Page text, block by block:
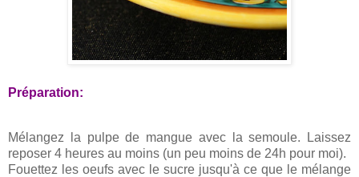
Préparation:
Mélangez la pulpe de mangue avec la semoule. Laissez
reposer 4 heures au moins (un peu moins de 24h pour moi).
Fouettez les oeufs avec le sucre jusqu'à ce que le mélange